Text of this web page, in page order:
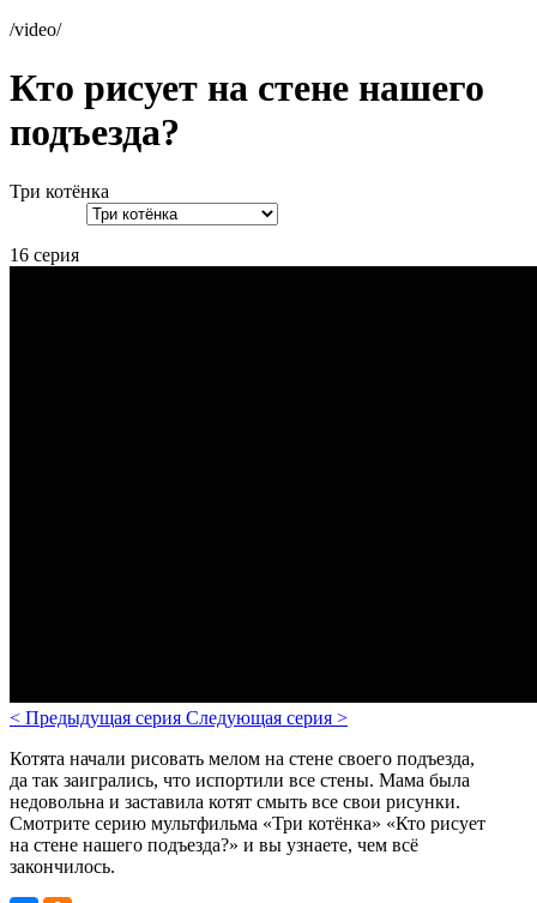
/video/
Кто рисует на стене нашего
подъезда?
Три котёнка
16 серия
< Предыдущая серия Следующая серия >
Котята начали рисовать мелом на стене своего подъезда,
да так заигрались, что испортили все стены. Мама была
недовольна и заставила котят смыть все свои рисунки.
Смотрите серию мультфильма «Три котёнка» «Кто рисует
на стене нашего подъезда?» и вы узнаете, чем всё
закончилось.